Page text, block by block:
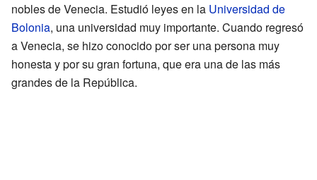
nobles de Venecia. Estudió leyes en la Universidad de
Bolonia, una universidad muy importante. Cuando regresó
a Venecia, se hizo conocido por ser una persona muy
honesta y por su gran fortuna, que era una de las más
grandes de la República.